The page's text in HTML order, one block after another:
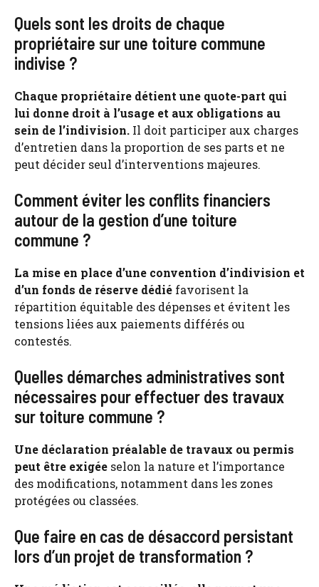
Quels sont les droits de chaque
propriétaire sur une toiture commune
indivise ?
Chaque propriétaire détient une quote-part qui
lui donne droit à l’usage et aux obligations au
sein de l’indivision. Il doit participer aux charges
d’entretien dans la proportion de ses parts et ne
peut décider seul d’interventions majeures.
Comment éviter les conflits financiers
autour de la gestion d’une toiture
commune ?
La mise en place d’une convention d’indivision et
d’un fonds de réserve dédié favorisent la
répartition équitable des dépenses et évitent les
tensions liées aux paiements différés ou
contestés.
Quelles démarches administratives sont
nécessaires pour effectuer des travaux
sur toiture commune ?
Une déclaration préalable de travaux ou permis
peut être exigée selon la nature et l’importance
des modifications, notamment dans les zones
protégées ou classées.
Que faire en cas de désaccord persistant
lors d’un projet de transformation ?